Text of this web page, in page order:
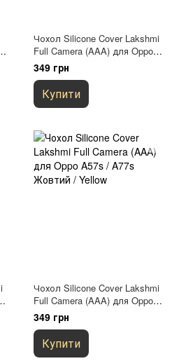
Чохол Silicone Cover Lakshmi
Full Camera (AAA) для Oppo
A57s / A77s Бордовий / Plum
349 грн
Купити
Чохол Silicone Cover Lakshmi
Full Camera (AAA) для Oppo
A57s / A77s Жовтий / Yellow
349 грн
Купити